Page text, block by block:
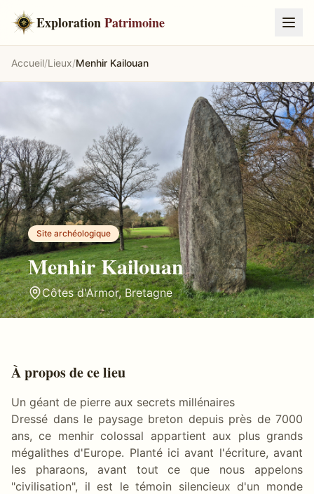
ExplorationPatrimoine
Accueil/Lieux/Menhir Kailouan
Site archéologique
Menhir Kailouan
Côtes d'Armor,Bretagne
À propos de ce lieu
Un géant de pierre aux secrets millénaires
Dressé dans le paysage breton depuis près de 7000
ans, ce menhir colossal appartient aux plus grands
mégalithes d'Europe. Planté ici avant l'écriture, avant
les pharaons, avant tout ce que nous appelons
"civilisation", il est le témoin silencieux d'un monde